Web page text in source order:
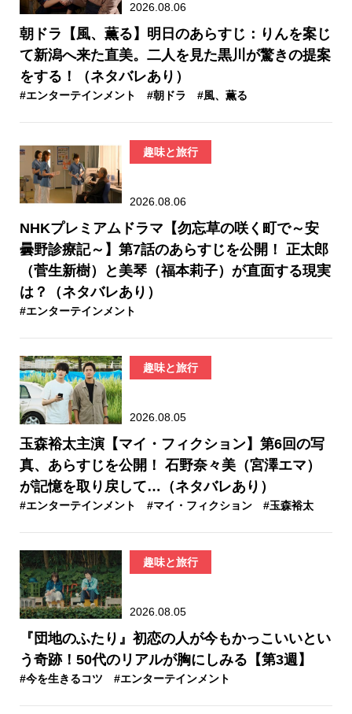
2026.08.06
朝ドラ【風、薫る】明日のあらすじ：​りんを案じ
て新潟へ来た直美。二人を見た黒川が驚きの提案
をする！（ネタバレあり）
#エンターテインメント #朝ドラ #風、薫る
趣味と旅行
2026.08.06
NHKプレミアムドラマ【勿忘草の咲く町で～安
曇野診療記～】第7話のあらすじを公開！ 正太郎
（菅生新樹）と美琴（福本莉子）が直面する現実
は？（ネタバレあり）
#エンターテインメント
趣味と旅行
2026.08.05
玉森裕太主演【マイ・フィクション】第6回の写
真、あらすじを公開！ 石野奈々美（宮澤エマ）
が記憶を取り戻して…（ネタバレあり）
#エンターテインメント #マイ・フィクション #玉森裕太
趣味と旅行
2026.08.05
『団地のふたり』初恋の人が今もかっこいいとい
う奇跡！50代のリアルが胸にしみる【第3週】
#今を生きるコツ #エンターテインメント